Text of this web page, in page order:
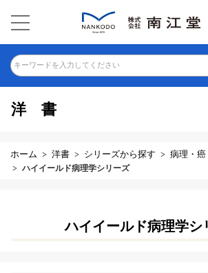
キーワードを入力してください
洋書
ホーム 洋書 シリーズから探す 病理・癌
ハイイールド病理学シリーズ
ハイイールド病理学シ